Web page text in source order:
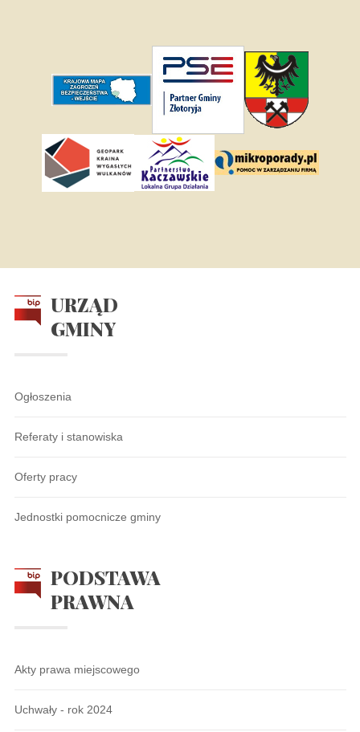
URZĄD
GMINY
Ogłoszenia
Referaty i stanowiska
Oferty pracy
Jednostki pomocnicze gminy
PODSTAWA
PRAWNA
Akty prawa miejscowego
Uchwały - rok 2024